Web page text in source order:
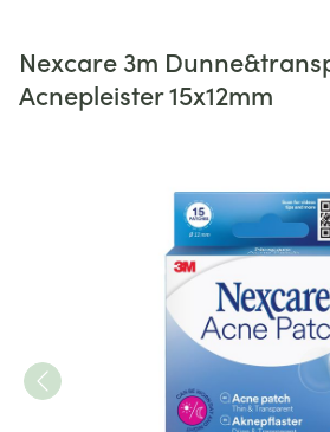
Nexcare 3m
Acnepleister 15x12mm